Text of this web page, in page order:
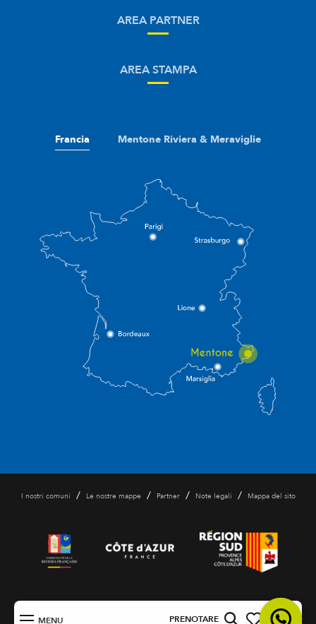
MENU PRENOTARE IT
AREA PARTNER
AREA STAMPA
Francia Mentone Riviera & Meraviglie
I nostri comuni / Le nostre mappe / Partner / Note legali / Mappa del sito